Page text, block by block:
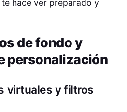
te hace ver preparado y
de fondo y
personalización
virtuales y filtros